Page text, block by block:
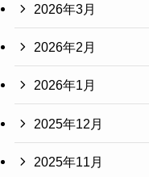
2026年3月
2026年2月
2026年1月
2025年12月
2025年11月